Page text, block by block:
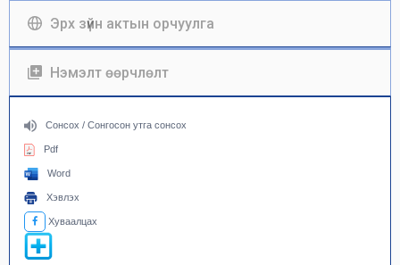
Эрх зүйн актын орчуулга
Нэмэлт өөрчлөлт
Сонсох / Сонгосон утга сонсох
Pdf
Word
Хэвлэх
Хуваалцах